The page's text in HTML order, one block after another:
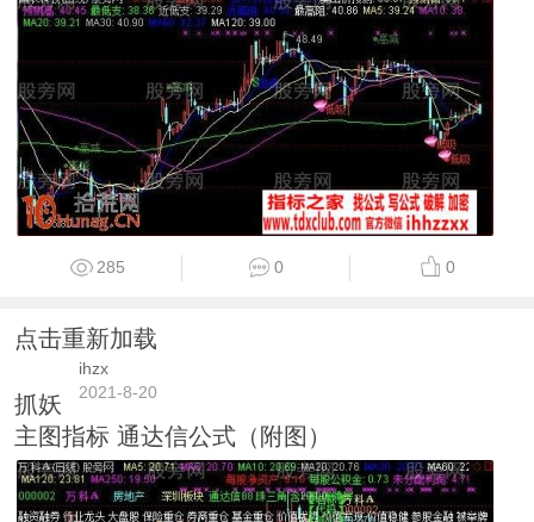
285 0 0
点击重新加载
ihzx
2021-8-20
抓妖
主图指标 通达信公式（附图）